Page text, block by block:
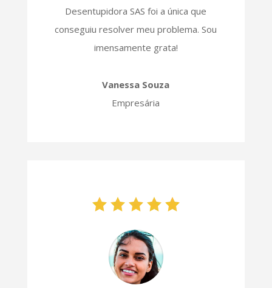
Desentupidora SAS foi a única que
conseguiu resolver meu problema. Sou
imensamente grata!
Vanessa Souza
Empresária